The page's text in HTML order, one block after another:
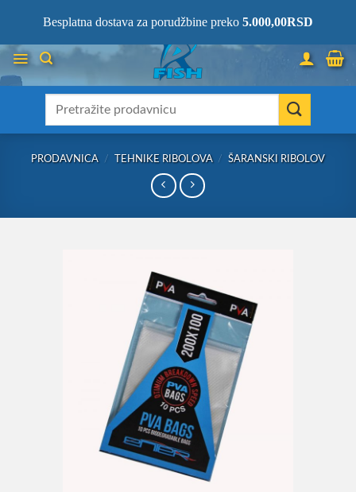
content
MESTU!
PRODAVNICA / TEHNIKE RIBOLOVA / ŠARANSKI RIBOLOV
Besplatna dostava za porudžbine preko 5.000,00RSD